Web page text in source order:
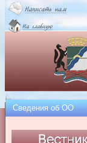
Сведения об OO